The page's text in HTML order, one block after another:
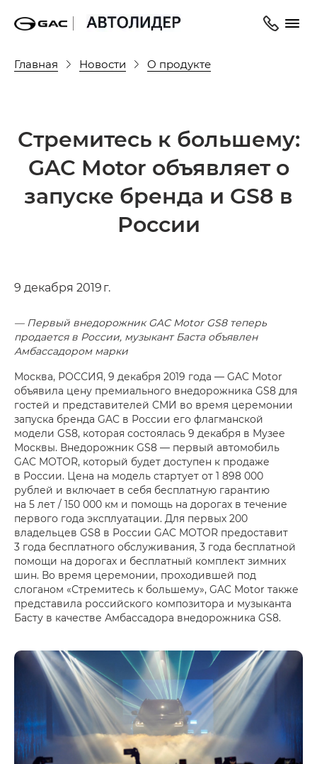
Главная Новости О продукте
Стремитесь к большему:
GAC Motor объявляет о
запуске бренда и GS8 в
России
9 декабря 2019 г.
— Первый внедорожник GAC Motor GS8 теперь
продается в России, музыкант Баста объявлен
Амбассадором марки
Москва, РОССИЯ, 9 декабря 2019 года — GAC Motor
объявила цену премиального внедорожника GS8 для
гостей и представителей СМИ во время церемонии
запуска бренда GAC в России его флагманской
модели GS8, которая состоялась 9 декабря в Музее
Москвы. Внедорожник GS8 — первый автомобиль
GAC MOTOR, который будет доступен к продаже
в России. Цена на модель стартует от 1 898 000
рублей и включает в себя бесплатную гарантию
на 5 лет / 150 000 км и помощь на дорогах в течение
первого года эксплуатации. Для первых 200
владельцев GS8 в России GAC MOTOR предоставит
3 года бесплатного обслуживания, 3 года бесплатной
помощи на дорогах и бесплатный комплект зимних
шин. Во время церемонии, проходившей под
слоганом «Стремитесь к большему», GAC Motor также
представила российского композитора и музыканта
Басту в качестве Амбассадора внедорожника GS8.